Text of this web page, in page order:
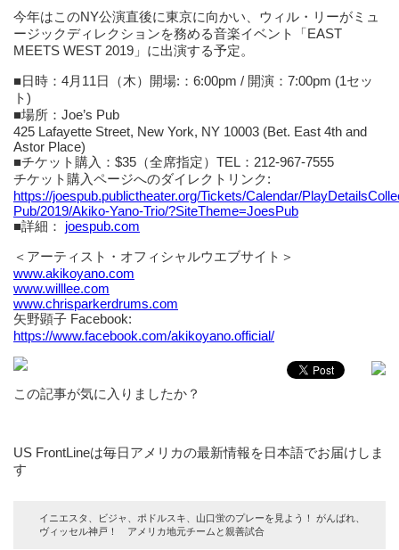
今年はこのNY公演直後に東京に向かい、ウィル・リーがミュ
ージックディレクションを務める音楽イベント「EAST
MEETS WEST 2019」に出演する予定。
■日時：4月11日（木）開場:：6:00pm / 開演：7:00pm (1セッ
ト)
■場所：Joe’s Pub
425 Lafayette Street, New York, NY 10003 (Bet. East 4th and
Astor Place)
■チケット購入：$35（全席指定）TEL：212-967-7555
チケット購入ページへのダイレクトリンク:
https://joespub.publictheater.org/Tickets/Calendar/
Pub/2019/Akiko-Yano-Trio/?SiteTheme=JoesPub
■詳細： joespub.com
＜アーティスト・オフィシャルウエブサイト＞
www.akikoyano.com
www.willlee.com
www.chrisparkerdrums.com
矢野顕子 Facebook:
https://www.facebook.com/akikoyano.official/
この記事が気に入りましたか？
US FrontLineは毎日アメリカの最新情報を日本語でお届けしま
す
イニエスタ、ビジャ、ポドルスキ、山口蛍のプレーを見よう！ がんばれ、
ヴィッセル神戸！ アメリカ地元チームと親善試合